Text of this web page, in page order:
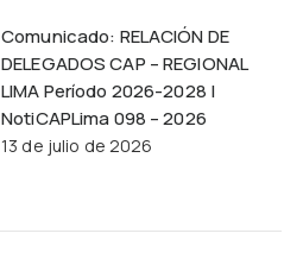
Comunicado: RELACIÓN DE
DELEGADOS CAP – REGIONAL
LIMA Período 2026-2028 |
NotiCAPLima 098 – 2026
13 de julio de 2026